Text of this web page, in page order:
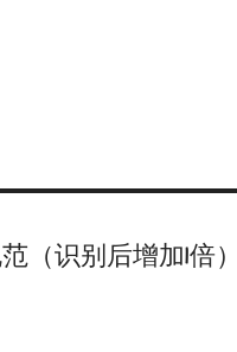
（识别后增加1倍）